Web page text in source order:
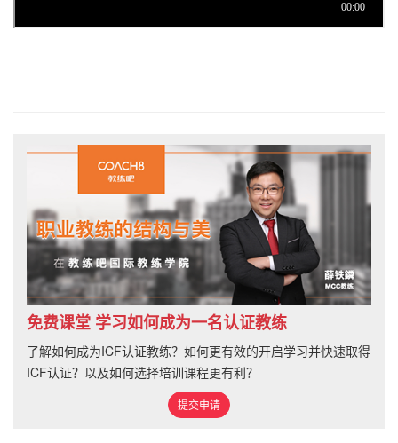
免费课堂 学习如何成为一名认证教练
了解如何成为ICF认证教练？如何更有效的开启学习并快速取得
ICF认证？以及如何选择培训课程更有利？
提交申请